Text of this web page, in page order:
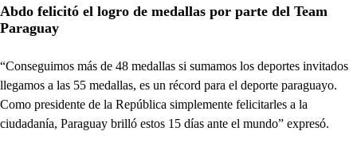
Abdo felicitó el logro de medallas por parte del Team
Paraguay
“Conseguimos más de 48 medallas si sumamos los deportes invitados
llegamos a las 55 medallas, es un récord para el deporte paraguayo.
Como presidente de la República simplemente felicitarles a la
ciudadanía, Paraguay brilló estos 15 días ante el mundo” expresó.